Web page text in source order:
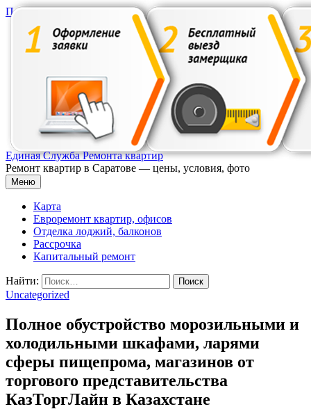
Перейти к содержимому
Единая Служба Ремонта квартир
Ремонт квартир в Саратове — цены, условия, фото
Меню
Карта
Евроремонт квартир, офисов
Отделка лоджий, балконов
Рассрочка
Капитальный ремонт
Найти:
Uncategorized
Полное обустройство морозильными и
холодильными шкафами, ларями
сферы пищепрома, магазинов от
торгового представительства
КазТоргЛайн в Казахстане